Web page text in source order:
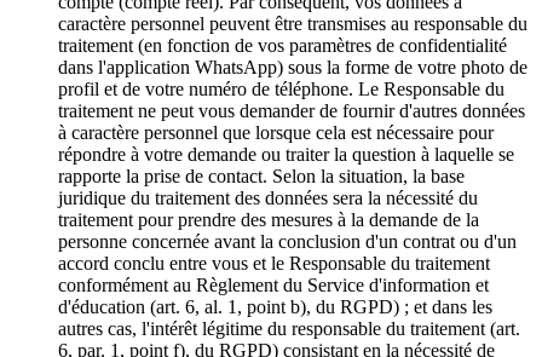
caractère personnel peuvent être transmises au responsable du
traitement (en fonction de vos paramètres de confidentialité
dans l'application WhatsApp) sous la forme de votre photo de
profil et de votre numéro de téléphone. Le Responsable du
traitement ne peut vous demander de fournir d'autres données
à caractère personnel que lorsque cela est nécessaire pour
répondre à votre demande ou traiter la question à laquelle se
rapporte la prise de contact. Selon la situation, la base
juridique du traitement des données sera la nécessité du
traitement pour prendre des mesures à la demande de la
personne concernée avant la conclusion d'un contrat ou d'un
accord conclu entre vous et le Responsable du traitement
conformément au Règlement du Service d'information et
d'éducation (art. 6, al. 1, point b), du RGPD) ; et dans les
autres cas, l'intérêt légitime du responsable du traitement (art.
6, par. 1, point f), du RGPD) consistant en la nécessité de